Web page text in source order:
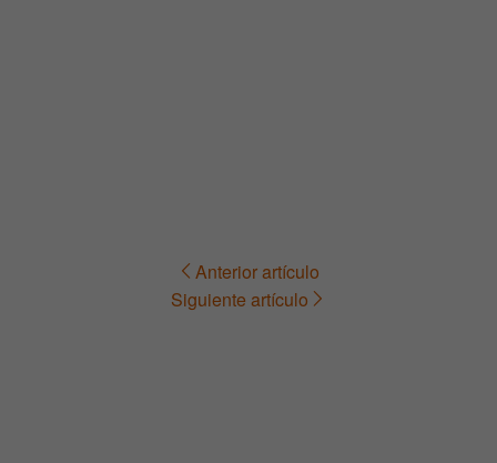
Navegación Anterior artículo
Siguiente artículo